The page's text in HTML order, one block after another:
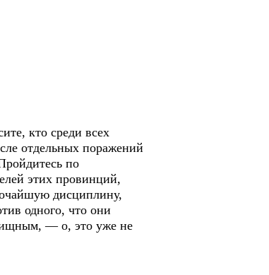
кто среди всех
отдельных поражений
по
этих провинций,
дисциплину,
одного, что они
— о, это уже не